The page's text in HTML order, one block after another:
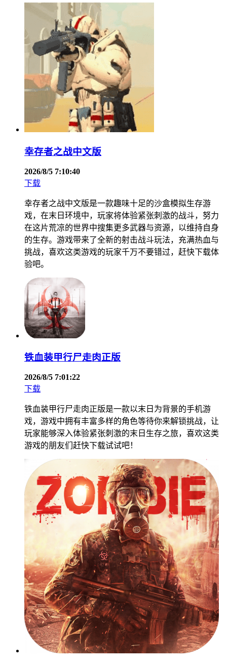
幸存者之战中文版
2026/8/5 7:10:40
下载
幸存者之战中文版是一款趣味十足的沙盒模拟生存游
戏，在末日环境中，玩家将体验紧张刺激的战斗，努力
在这片荒凉的世界中搜集更多武器与资源，以维持自身
的生存。游戏带来了全新的射击战斗玩法，充满热血与
挑战，喜欢这类游戏的玩家千万不要错过，赶快下载体
验吧。
铁血装甲行尸走肉正版
2026/8/5 7:01:22
下载
铁血装甲行尸走肉正版是一款以末日为背景的手机游
戏，游戏中拥有丰富多样的角色等待你来解锁挑战，让
玩家能够深入体验紧张刺激的末日生存之旅，喜欢这类
游戏的朋友们赶快下载试试吧！